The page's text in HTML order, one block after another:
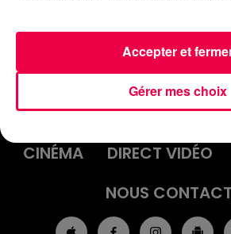
ACCUEIL INFOS
AGENDA
JEUX
CINÉMA
DIRECT VIDÉO
NOUS
Gérer mes choix
Accepter et